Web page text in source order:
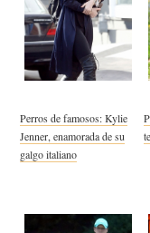
Perros de famosos: Kylie
Jenner, enamorada de su
galgo italiano